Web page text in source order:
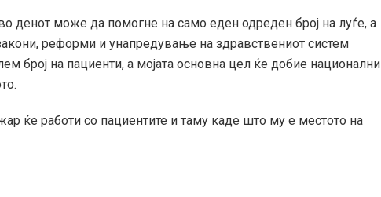
денот може да помогне на само еден одреден број на луѓе, а
реформи и унапредување на здравствениот систем
број на пациенти, а мојата основна цел ќе добие национални
ќе работи со пациентите и таму каде што му е местото на